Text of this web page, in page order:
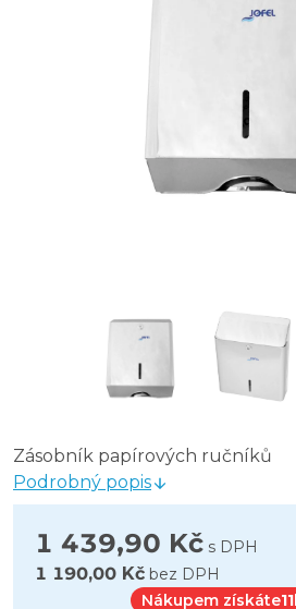
Zásobník papírových ručníků
Podrobný popis
1 439,90 Kč s DPH
1 190,00 Kč bez DPH
Nákupem získáte11